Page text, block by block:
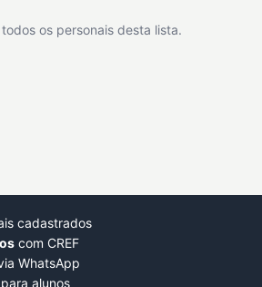
os personais desta lista.
cadastrados
com CREF
WhatsApp
para alunos